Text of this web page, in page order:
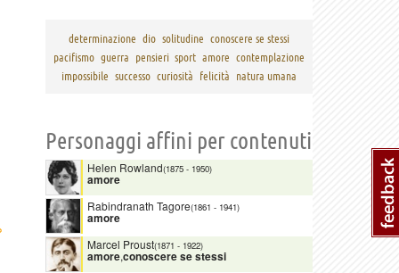
determinazione dio solitudine conoscere se stessi
pacifismo guerra pensieri sport amore contemplazione
impossibile successo curiosità felicità natura umana
Personaggi affini per contenuti
Helen Rowland(1875 - 1950)
amore
Rabindranath Tagore(1861 - 1941)
amore
Marcel Proust(1871 - 1922)
amore,conoscere se stessi